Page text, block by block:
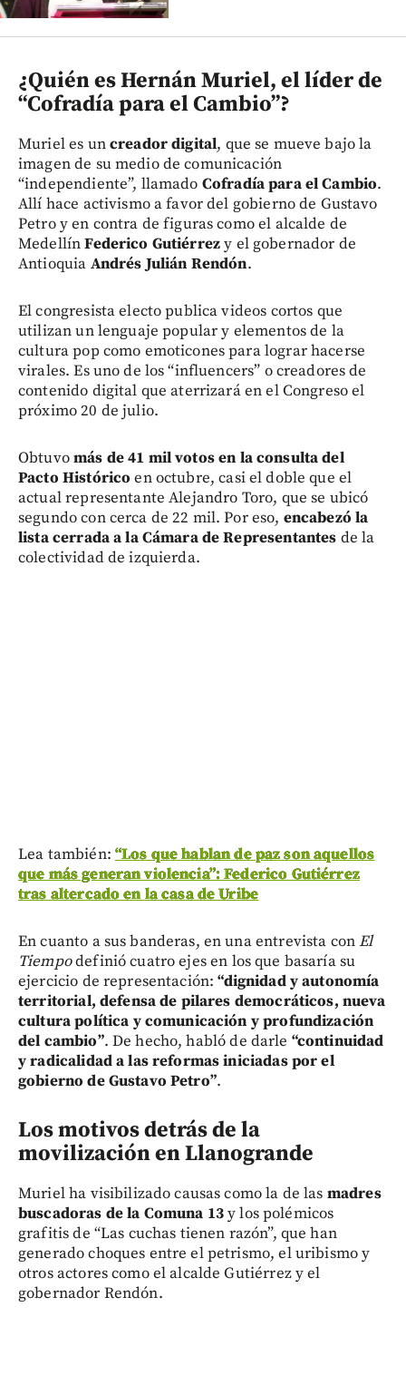
¿Quién es Hernán Muriel, el líder de
“Cofradía para el Cambio”?
Muriel es uncreador digital, que se mueve bajo la
imagen de su medio de comunicación
“independiente”, llamado Cofradía para el Cambio.
Allí hace activismo a favor del gobierno de Gustavo
Petro y en contra de figuras como el alcalde de
MedellínFederico Gutiérrezy el gobernador de
Antioquia Andrés Julián Rendón.
El congresista electo publica videos cortos que
utilizan un lenguaje popular y elementos de la
cultura pop como emoticones para lograr hacerse
virales. Es uno de los “influencers” o creadores de
contenido digital que aterrizará en el Congreso el
próximo 20 de julio.
Obtuvomás de 41 mil votos en la consulta del
Pacto Histórico en octubre, casi el doble que el
actual representante Alejandro Toro, que se ubicó
segundo con cerca de 22 mil. Por eso, encabezó la
lista cerrada a la Cámara de Representantes de la
colectividad de izquierda.
Lea también: “Los que hablan de paz son aquellos
que más generan violencia”: Federico Gutiérrez
tras altercado en la casa de Uribe
En cuanto a sus banderas, en una entrevista conEl
Tiempodefinió cuatro ejes en los que basaría su
ejercicio de representación:“dignidad y autonomía
territorial, defensa de pilares democráticos, nueva
cultura política y comunicación y profundización
del cambio”. De hecho, habló de darle “continuidad
y radicalidad a las reformas iniciadas por el
gobierno de Gustavo Petro”.
Los motivos detrás de la
movilización en Llanogrande
Muriel ha visibilizado causas como la de las madres
buscadoras de la Comuna 13y los polémicos
grafitis de “Las cuchas tienen razón”, que han
generado choques entre el petrismo, el uribismo y
otros actores como el alcalde Gutiérrez y el
gobernador Rendón.